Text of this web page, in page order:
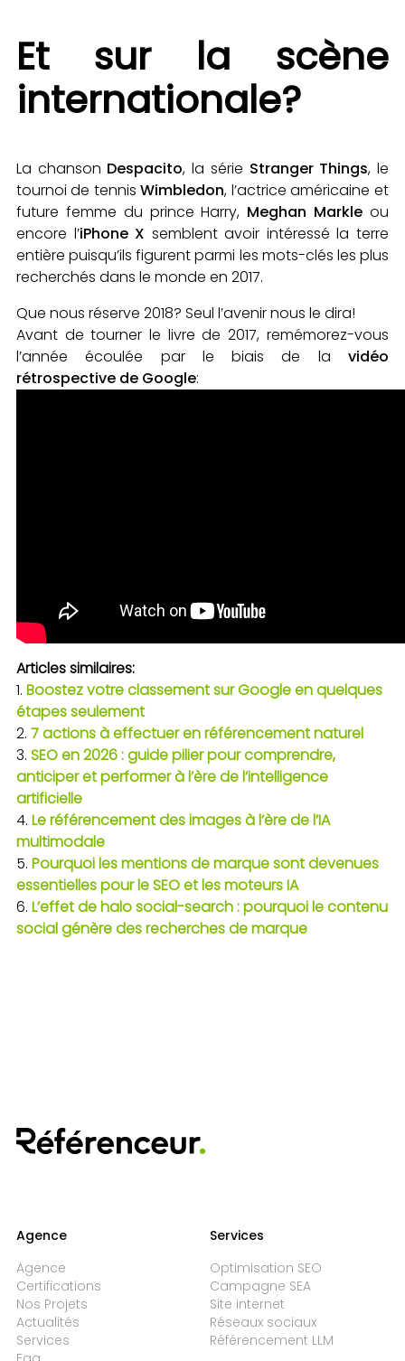
Et sur la scène
internationale?
La chanson Despacito, la série Stranger Things, le
tournoi de tennisWimbledon, l’actrice américaine et
future femme du prince Harry, Meghan Markle ou
encore l’iPhone X semblent avoir intéressé la terre
entière puisqu’ils figurent parmi les mots-clés les plus
recherchés dans le monde en 2017.
Que nous réserve 2018? Seul l’avenir nous le dira!
Avant de tourner le livre de 2017, remémorez-vous
l’année écoulée par le biais de la vidéo
rétrospective de Google:
Articles similaires:
Boostez votre classement sur Google en quelques
étapes seulement
7 actions à effectuer en référencement naturel
SEO en 2026 : guide pilier pour comprendre,
anticiper et performer à l’ère de l’intelligence
artificielle
Le référencement des images à l’ère de l’IA
multimodale
Pourquoi les mentions de marque sont devenues
essentielles pour le SEO et les moteurs IA
L’effet de halo social-search : pourquoi le contenu
social génère des recherches de marque
Agence
Agence
Certifications
Nos Projets
Actualités
Services
Services
Optimisation SEO
Campagne SEA
Site internet
Réseaux sociaux
Référencement LLM